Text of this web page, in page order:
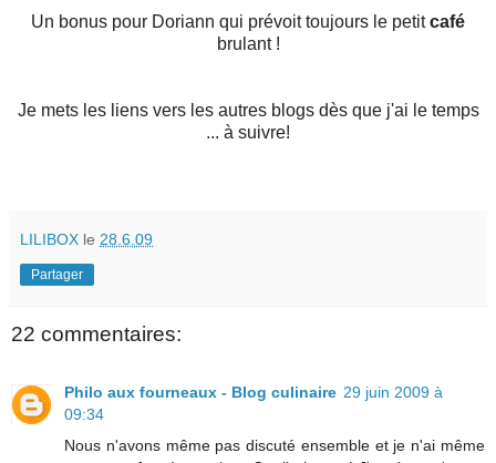
Un bonus pour Doriann qui prévoit toujours le petitcafé
brulant !
Je mets les liens vers les autres blogs dès que j'ai le temps
... à suivre!
LILIBOX le 28.6.09
Partager
22 commentaires:
Philo aux fourneaux - Blog culinaire 29 juin 2009 à
09:34
Nous n'avons même pas discuté ensemble et je n'ai même